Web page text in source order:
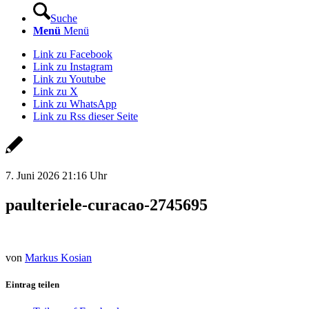
Suche
Menü Menü
Link zu Facebook
Link zu Instagram
Link zu Youtube
Link zu X
Link zu WhatsApp
Link zu Rss dieser Seite
7. Juni 2026 21:16 Uhr
paulteriele-curacao-2745695
von Markus Kosian
Eintrag teilen